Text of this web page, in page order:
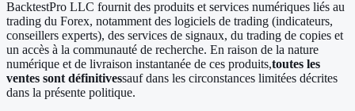
BacktestPro LLC fournit des produits et services numériques liés au
trading du Forex, notamment des logiciels de trading (indicateurs,
conseillers experts), des services de signaux, du trading de copies et
un accès à la communauté de recherche. En raison de la nature
numérique et de livraison instantanée de ces produits,toutes les
ventes sont définitivessauf dans les circonstances limitées décrites
dans la présente politique.